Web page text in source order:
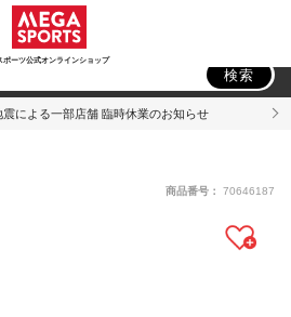
ポーツ公式オンラインショップ
ア
検索
による一部店舗 臨時休業のお知らせ
商品番号： 70646187